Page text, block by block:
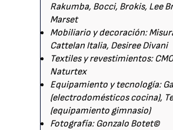
Rakumba, Bocci, Brokis, Lee
Marset
Mobiliario y decoración:
Cattelan Italia, Desiree Divani
Textiles y revestimientos:
Naturtex
Equipamiento y tecnología:
(electrodomésticos cocina),
(equipamiento gimnasio)
Fotografía: Gonzalo Botet©